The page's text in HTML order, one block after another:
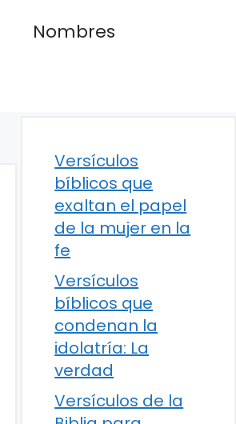
Nombres
Versículos
bíblicos que
exaltan el papel
de la mujer en la
fe
Versículos
bíblicos que
condenan la
idolatría: La
verdad
Versículos de la